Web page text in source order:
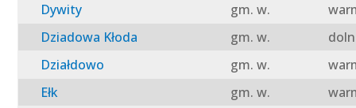
Dywity
gm. w.
Dziadowa Kłoda
gm. w.
Działdowo
gm. w.
Ełk
gm. w.